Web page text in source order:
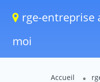
rge-entreprise
moi
Accueil